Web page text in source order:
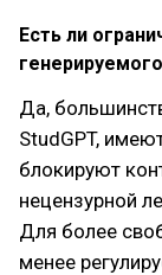
Есть ли
Да,
StudGPT,
блокируют
нецензурной
Для более
менее